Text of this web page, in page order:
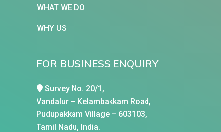
WHAT WE DO
WHY US
FOR BUSINESS ENQUIRY
Survey No. 20/1,
Vandalur – Kelambakkam Road,
Pudupakkam Village – 603103,
Tamil Nadu, India.